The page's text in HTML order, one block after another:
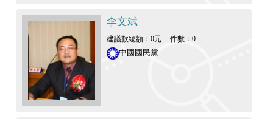
李文斌
建議款總額：0元 件數：0
中國國民黨